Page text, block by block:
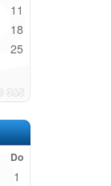
11
18
25
Do
1